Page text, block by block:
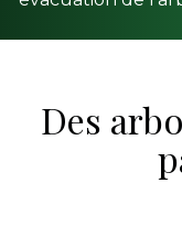
Des